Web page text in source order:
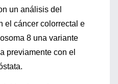
un análisis del
el cáncer colorrectal e
8 una variante
previamente con el